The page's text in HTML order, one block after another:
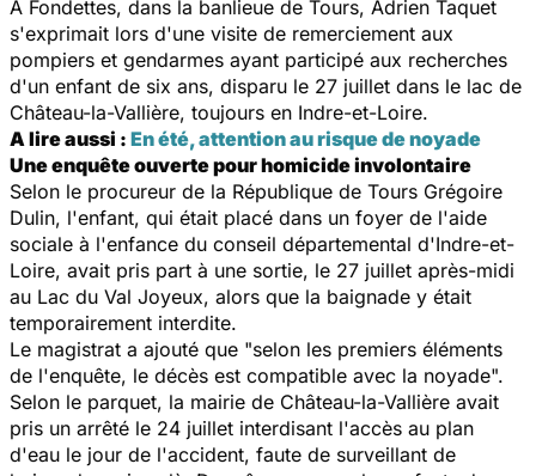
A Fondettes, dans la banlieue de Tours, Adrien Taquet
s'exprimait lors d'une visite de remerciement aux
pompiers et gendarmes ayant participé aux recherches
d'un enfant de six ans, disparu le 27 juillet dans le lac de
Château-la-Vallière, toujours en Indre-et-Loire.
A lire aussi : En été, attention au risque de noyade
Une enquête ouverte pour homicide involontaire
Selon le procureur de la République de Tours Grégoire
Dulin, l'enfant, qui était placé dans un foyer de l'aide
sociale à l'enfance du conseil départemental d'Indre-et-
Loire, avait pris part à une sortie, le 27 juillet après-midi
au Lac du Val Joyeux, alors que la baignade y était
temporairement interdite.
Le magistrat a ajouté que "selon les premiers éléments
de l'enquête, le décès est compatible avec la noyade".
Selon le parquet, la mairie de Château-la-Vallière avait
pris un arrêté le 24 juillet interdisant l'accès au plan
d'eau le jour de l'accident, faute de surveillant de